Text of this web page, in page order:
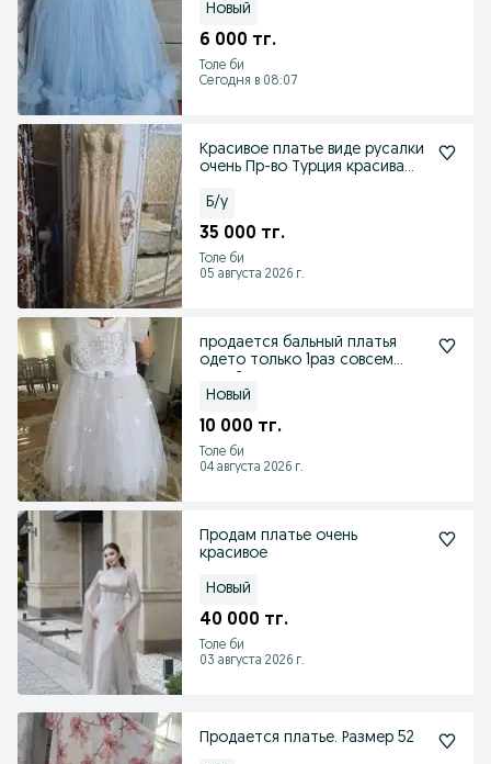
Новый
6 000 тг.
Толе би
Сегодня в 08:07
Красивое платье виде русалки
очень Пр-во Турция красива
Б/у
35 000 тг.
Толе би
05 августа 2026 г.
продается бальный платья
одето только 1раз совсем
Новый
10 000 тг.
Толе би
04 августа 2026 г.
Продам платье очень
красивое
Новый
40 000 тг.
Толе би
03 августа 2026 г.
Продается платье. Размер 52